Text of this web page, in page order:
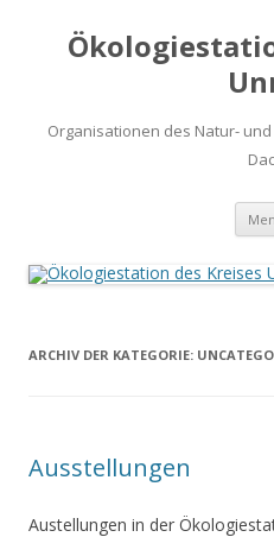
Organisationen des Natur-
ARCHIV DER KATEGORIE:
Ausstellungen
Austellungen in der